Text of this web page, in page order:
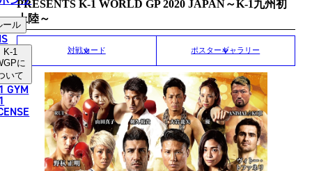
한국어
中文（简体）
ไทย
العربية
ール
K-1
に
いて
GYM
PRESENTS K-1 WORLD GP 2020 JAPAN～K-1九州初
上陸～
対戦カード ポスターギャラリー